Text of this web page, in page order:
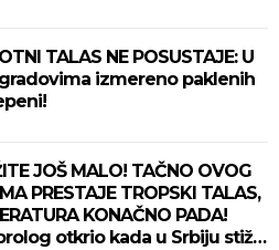
TALAS NE POSUSTAJE: U
izmereno paklenih
JOŠ MALO! TAČNO OVOG
PRESTAJE TROPSKI TALAS,
KONAČNO PADA!
otkrio kada u Srbiju stiže